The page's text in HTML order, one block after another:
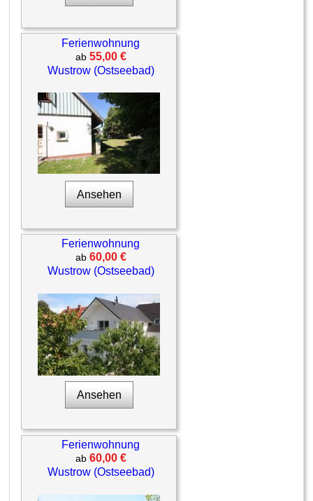
Ferienwohnung
ab 55,00 €
Wustrow (Ostseebad)
Ansehen
Ferienwohnung
ab 60,00 €
Wustrow (Ostseebad)
Ansehen
Ferienwohnung
ab 60,00 €
Wustrow (Ostseebad)